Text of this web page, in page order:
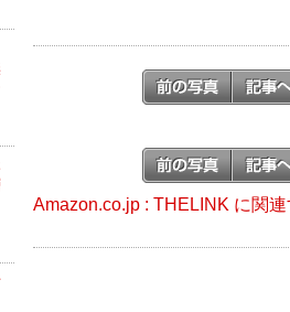
Amazon.co.jp : THELINK に関